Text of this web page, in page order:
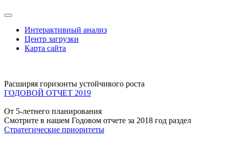
Интерактивный анализ
Центр загрузки
Карта сайта
Расширяя горизонты устойчивого роста
ГОДОВОЙ ОТЧЕТ 2019
От 5-летнего планирования
Смотрите в нашем Годовом отчете за 2018 год раздел
Стратегические приоритеты